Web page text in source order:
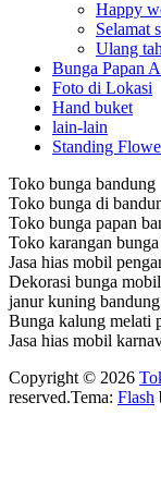
Happy
Selamat
Ulang
Bunga Papan
Foto di Lokasi
Hand buket
lain-lain
Standing
Toko bunga bandung
Toko bunga di
Toko bunga papan
Toko karangan
Jasa hias mobil
Dekorasi bunga
janur kuning bandung
Bunga kalung melati
Jasa hias mobil
Copyright © 2026
reserved.Tema: Flash